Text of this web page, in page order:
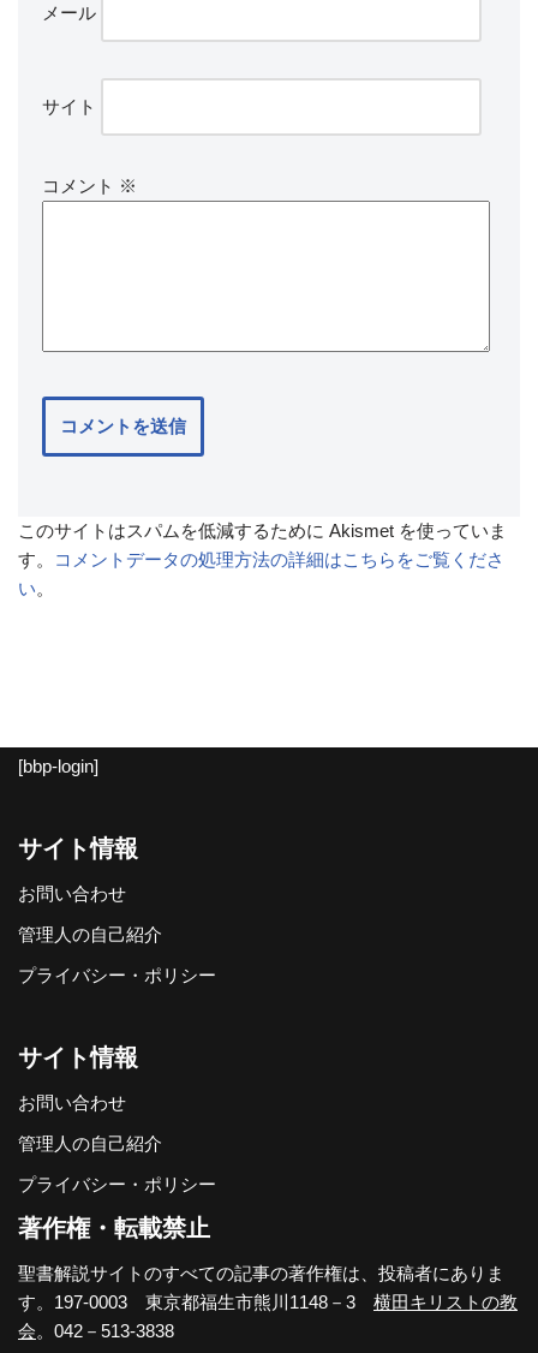
メール
サイト
コメント ※
このサイトはスパムを低減するために Akismet を使っていま
す。
コメントデータの処理方法の詳細はこちらをご覧くださ
い。
[bbp-login]
サイト情報
お問い合わせ
管理人の自己紹介
プライバシー・ポリシー
サイト情報
お問い合わせ
管理人の自己紹介
プライバシー・ポリシー
著作権・転載禁止
聖書解説サイトのすべての記事の著作権は、投稿者にありま
す。197-0003 東京都福生市熊川1148－3 横田キリストの教
会。042－513-3838